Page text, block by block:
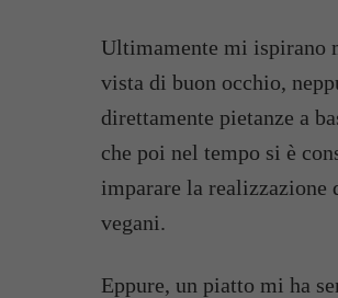
Ultimamente mi ispirano
vista di buon occhio,
direttamente pietanze a
che poi nel tempo si è
imparare la
vegani.
Eppure, un piatto mi ha